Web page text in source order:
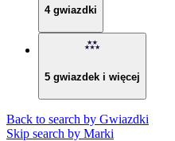
4 gwiazdki
5 gwiazdek i więcej
Back to search by Gwiazdki
Skip search by Marki